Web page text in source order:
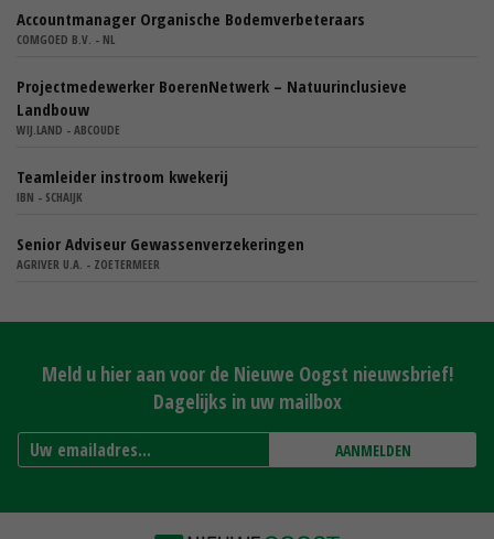
Accountmanager Organische Bodemverbeteraars
COMGOED B.V. - NL
Projectmedewerker BoerenNetwerk – Natuurinclusieve
Landbouw
WIJ.LAND - ABCOUDE
Teamleider instroom kwekerij
IBN - SCHAIJK
Senior Adviseur Gewassenverzekeringen
AGRIVER U.A. - ZOETERMEER
Meld u hier aan voor de Nieuwe Oogst nieuwsbrief!
Dagelijks in uw mailbox
AANMELDEN